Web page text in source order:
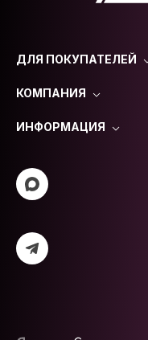
ДЛЯ ПОКУПАТЕЛЕЙ
КОМПАНИЯ
ИНФОРМАЦИЯ